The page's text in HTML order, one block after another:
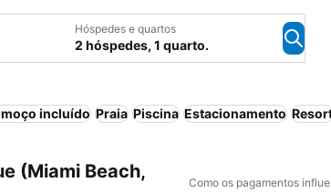
Hóspedes e quartos
2 hóspedes, 1 quarto.
incluído Praia Piscina Estacionamento
(Miami Beach,
Como os pagamentos